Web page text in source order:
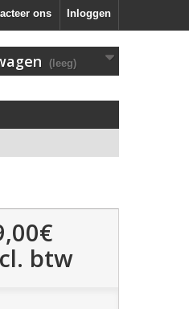
Inloggen
ons
(leeg)
btw